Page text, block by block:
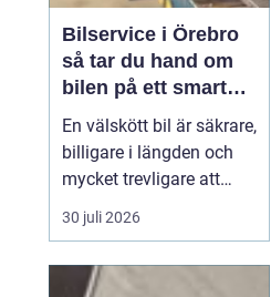
Bilservice i Örebro
så tar du hand om
bilen på ett smart
sätt
En välskött bil är säkrare,
billigare i längden och
mycket trevligare att
köra. Trots det väntar
många bilägare i Örebro
och reparationer. I den
30 juli 2026